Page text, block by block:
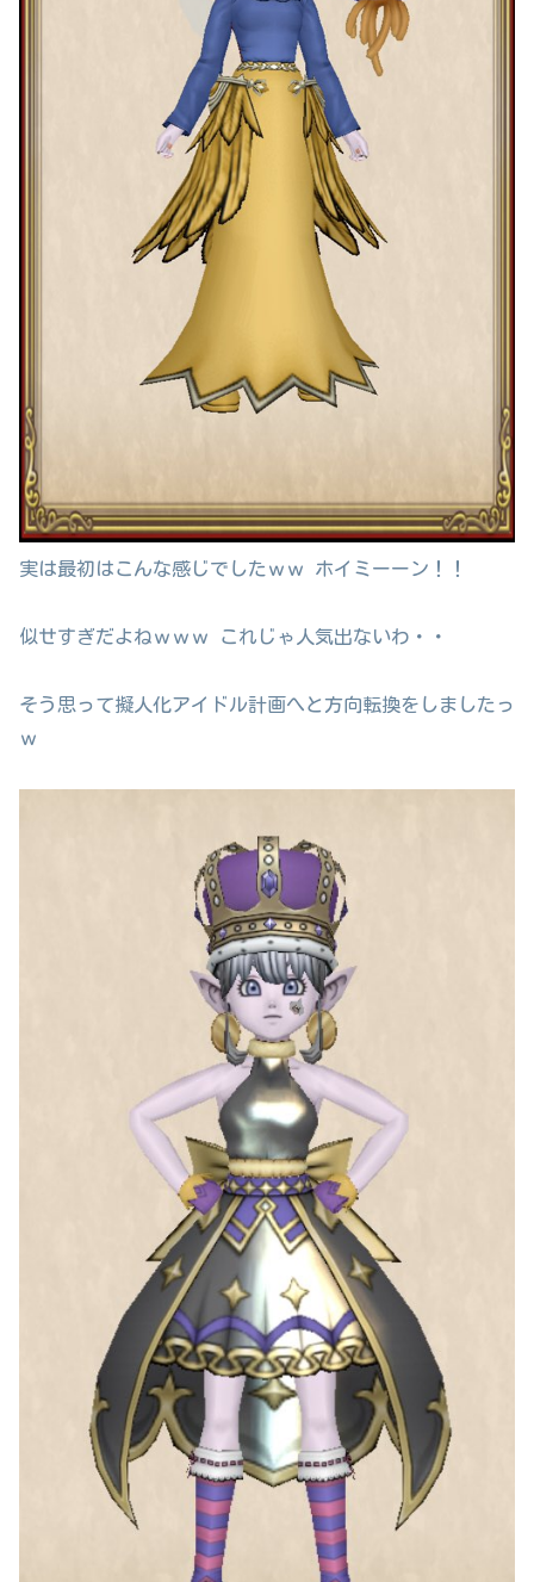
実は最初はこんな感じでしたｗｗ ホイミーーン！！
似せすぎだよねｗｗｗ これじゃ人気出ないわ・・
そう思って擬人化アイドル計画へと方向転換をしましたっ
ｗ